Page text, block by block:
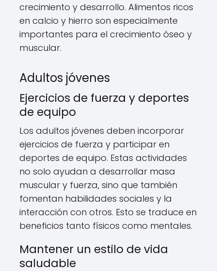
crecimiento y desarrollo. Alimentos ricos
en calcio y hierro son especialmente
importantes para el crecimiento óseo y
muscular.
Adultos jóvenes
Ejercicios de fuerza y deportes
de equipo
Los adultos jóvenes deben incorporar
ejercicios de fuerza y participar en
deportes de equipo. Estas actividades
no solo ayudan a desarrollar masa
muscular y fuerza, sino que también
fomentan habilidades sociales y la
interacción con otros. Esto se traduce en
beneficios tanto físicos como mentales.
Mantener un estilo de vida
saludable